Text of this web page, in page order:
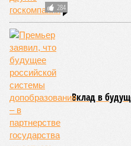
А вот мозг, от которого эта
Согласно сколковской
нейронов сокращает
до 194 лет, а повреждение
208 лет. Эти результаты
энтузиастов долголетия,
Джонсон, который ежегодно
попытки замедлить процесс
опередить саму смерть,
Главная проблема и печаль в
мутациях дело.